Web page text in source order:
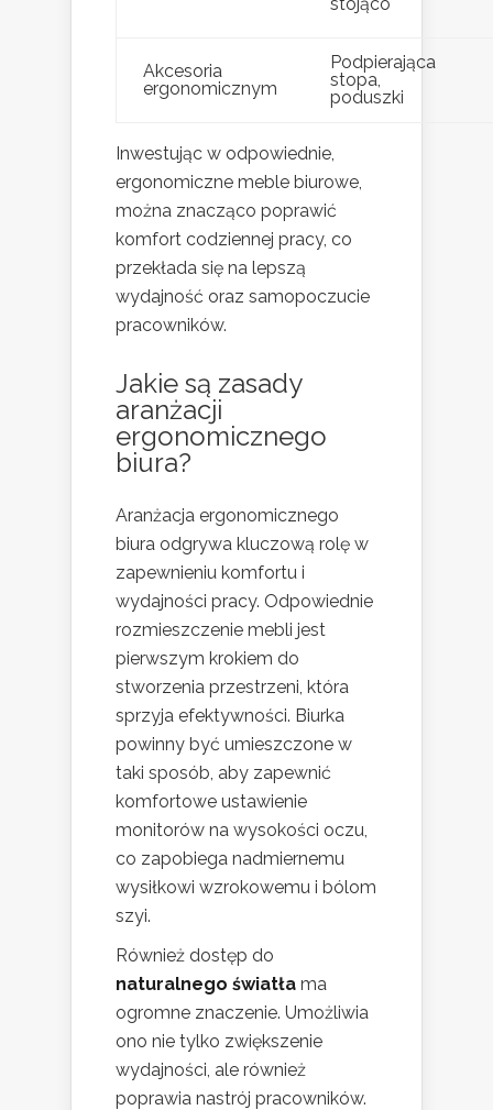
Akcesoria
ergonomicznym
Podpierająca
stopa,
poduszki
Inwestując w odpowiednie,
ergonomiczne meble biurowe,
można znacząco poprawić
komfort codziennej pracy, co
przekłada się na lepszą
wydajność oraz samopoczucie
pracowników.
Jakie są zasady
aranżacji
ergonomicznego
biura?
Aranżacja ergonomicznego
biura odgrywa kluczową rolę w
zapewnieniu komfortu i
wydajności pracy. Odpowiednie
rozmieszczenie mebli jest
pierwszym krokiem do
stworzenia przestrzeni, która
sprzyja efektywności. Biurka
powinny być umieszczone w
taki sposób, aby zapewnić
komfortowe ustawienie
monitorów na wysokości oczu,
co zapobiega nadmiernemu
wysiłkowi wzrokowemu i bólom
szyi.
Również dostęp do
naturalnego światła ma
ogromne znaczenie. Umożliwia
ono nie tylko zwiększenie
wydajności, ale również
poprawia nastrój pracowników.